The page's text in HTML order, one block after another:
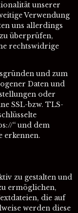
unserer
Verwendung
uns allerdings
überprüfen,
rechtswidrige
und zum
Daten und
oder
SSL-bzw. TLS-
“ und dem
erkennen.
zu gestalten und
ermöglichen,
die auf
werden diese